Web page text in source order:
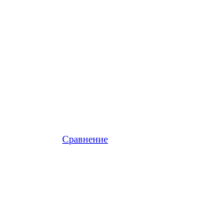
Сравнение